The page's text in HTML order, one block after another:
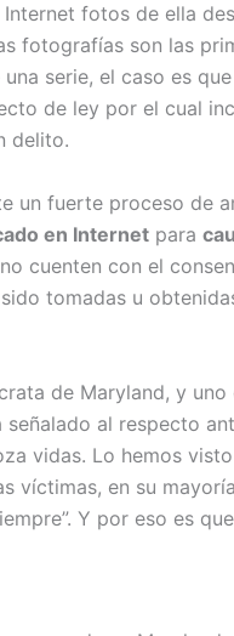
fotos de ella
fotografías son las
serie, el caso es
de ley por el cual
delito.
un fuerte proceso de
en Internet para
cuenten con el
tomadas u
de Maryland, y
al respecto
vidas. Lo hemos
víctimas, en su
Y por eso es